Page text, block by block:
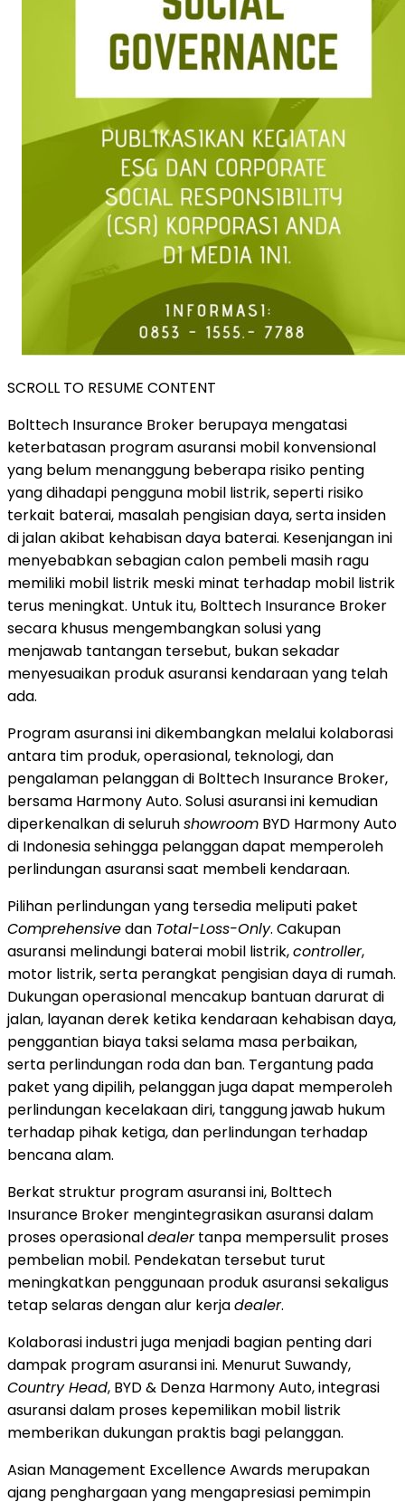
SCROLL TO RESUME CONTENT
Bolttech Insurance Broker berupaya mengatasi
keterbatasan program asuransi mobil konvensional
yang belum menanggung beberapa risiko penting
yang dihadapi pengguna mobil listrik, seperti risiko
terkait baterai, masalah pengisian daya, serta insiden
di jalan akibat kehabisan daya baterai. Kesenjangan ini
menyebabkan sebagian calon pembeli masih ragu
memiliki mobil listrik meski minat terhadap mobil listrik
terus meningkat. Untuk itu, Bolttech Insurance Broker
secara khusus mengembangkan solusi yang
menjawab tantangan tersebut, bukan sekadar
menyesuaikan produk asuransi kendaraan yang telah
ada.
Program asuransi ini dikembangkan melalui kolaborasi
antara tim produk, operasional, teknologi, dan
pengalaman pelanggan di Bolttech Insurance Broker,
bersama Harmony Auto. Solusi asuransi ini kemudian
diperkenalkan di seluruhshowroom BYD Harmony Auto
di Indonesia sehingga pelanggan dapat memperoleh
perlindungan asuransi saat membeli kendaraan.
Pilihan perlindungan yang tersedia meliputi paket
Comprehensivedan Total-Loss-Only. Cakupan
asuransi melindungi baterai mobil listrik,controller,
motor listrik, serta perangkat pengisian daya di rumah.
Dukungan operasional mencakup bantuan darurat di
jalan, layanan derek ketika kendaraan kehabisan daya,
penggantian biaya taksi selama masa perbaikan,
serta perlindungan roda dan ban. Tergantung pada
paket yang dipilih, pelanggan juga dapat memperoleh
perlindungan kecelakaan diri, tanggung jawab hukum
terhadap pihak ketiga, dan perlindungan terhadap
bencana alam.
Berkat struktur program asuransi ini, Bolttech
Insurance Broker mengintegrasikan asuransi dalam
proses operasionaldealertanpa mempersulit proses
pembelian mobil. Pendekatan tersebut turut
meningkatkan penggunaan produk asuransi sekaligus
tetap selaras dengan alur kerjadealer.
Kolaborasi industri juga menjadi bagian penting dari
dampak program asuransi ini. Menurut Suwandy,
Country Head, BYD & Denza Harmony Auto, integrasi
asuransi dalam proses kepemilikan mobil listrik
memberikan dukungan praktis bagi pelanggan.
Asian Management Excellence Awards merupakan
ajang penghargaan yang mengapresiasi pemimpin